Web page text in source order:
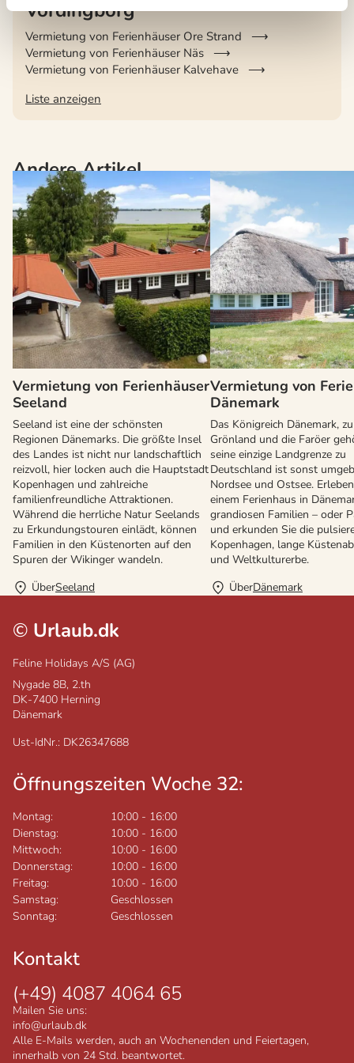
Vordingborg
Vermietung von Ferienhäuser Ore Strand
Vermietung von Ferienhäuser Näs
Vermietung von Ferienhäuser Kalvehave
Liste anzeigen
Andere Artikel
Vermietung von Ferienhäuser
Seeland
Seeland ist eine der schönsten
Regionen Dänemarks. Die größte Insel
des Landes ist nicht nur landschaftlich
reizvoll, hier locken auch die Hauptstadt
Kopenhagen und zahlreiche
familienfreundliche Attraktionen.
Während die herrliche Natur Seelands
zu Erkundungstouren einlädt, können
Familien in den Küstenorten auf den
Spuren der Wikinger wandeln.
ÜberSeeland
Vermietung von
Dänemark
Das Königreich Dänemark,
Grönland und die Faröer
seine einzige Landgrenze zu
Deutschland ist sonst
Nordsee und Ostsee.
einem Ferienhaus in
grandiosen Familien – oder
und erkunden Sie die
Kopenhagen, lange
und Weltkulturerbe.
ÜberDänemark
© Urlaub.dk
Feline Holidays A/S (AG)
Nygade 8B, 2.th
DK-7400 Herning
Dänemark
Ust-IdNr.: DK26347688
Öffnungszeiten Woche 32:
Montag: 10:00 - 16:00
Dienstag:
10:00 - 16:00
Mittwoch:
10:00 - 16:00
Donnerstag:
10:00 - 16:00
Freitag:
10:00 - 16:00
Samstag:
Geschlossen
Sonntag:
Geschlossen
Kontakt
(+49) 4087 4064 65
Mailen Sie uns:
info@urlaub.dk
Alle E-Mails werden, auch an Wochenenden und Feiertagen,
innerhalb von 24 Std. beantwortet.